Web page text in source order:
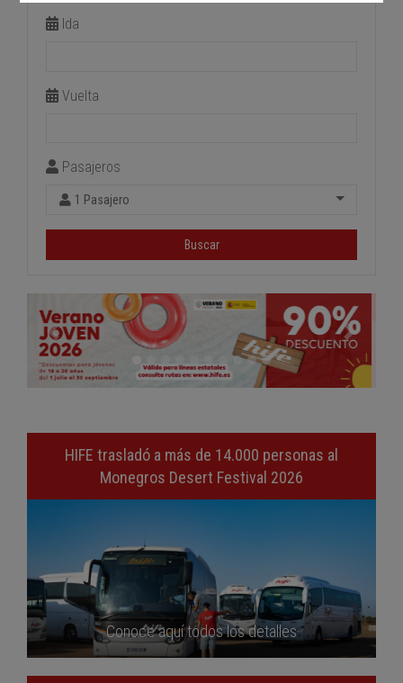
Ida
Vuelta
Pasajeros
1 Pasajero
Buscar
HIFE trasladó a más de 14.000 personas al
Monegros Desert Festival 2026
Conoce aquí todos los detalles